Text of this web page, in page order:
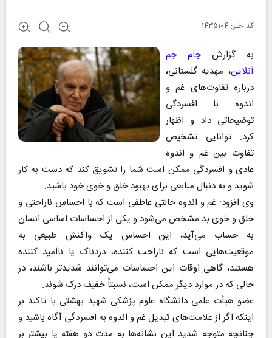
کد خبر: ۱۴۳۵۱۰۴
به گزارشجام جم
آنلاین، مهدیه گلستانی،
درباره تفاوت‌های غم و
اندوه با افسردگی
توضیحاتی داد و اظهار
کرد: توانایی تشخیص
تفاوت بین غم و اندوه
عادی و افسردگی ممکن است شما را تشویق کند که دست به کار
شوید و به دنبال منابعی برای بهبود خلق و خوی خود باشید.
وی افزود: غم و اندوه حالتی عاطفی است که با احساس ناراحتی و
خلق و خوی بد مشخص می‌شود و یکی از احساسات اساسی انسان
به حساب می‌آید، این احساس یک واکنش طبیعی به
موقعیت‌هایی است که ناراحت کننده، دردناک یا ناامید کننده
هستند، گاهی اوقات این احساسات می‌توانند شدیدتر باشند، در
حالی که در موارد دیگر ممکن است، نسبتاً خفیف درک شوند.
عضو هیأت علمی دانشگاه علوم پزشکی شهید بهشتی با تاکید بر
اینکه اگر از علامت‌های تبدیل غم و اندوه به افسردگی آگاه باشید و
چنانچه متوجه شدید این نشانه‌ها به مدت دو هفته یا بیشتر بر